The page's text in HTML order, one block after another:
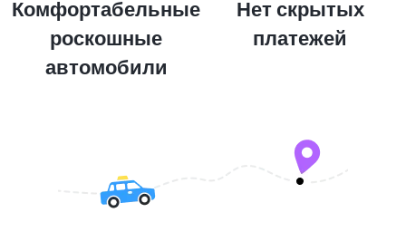
Комфортабельные
роскошные
автомобили
Нет скрытых
платежей